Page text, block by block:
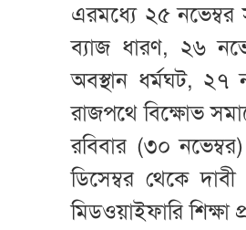
এরমধ্যে ২৫ নভেম্বর
ব্যাজ ধারণ, ২৬
অবস্থান ধর্মঘট, ২৭
রাজপথে বিক্ষোভ
রবিবার (৩০
ডিসেম্বর থেকে
মিডওয়াইফারি শিক্ষা